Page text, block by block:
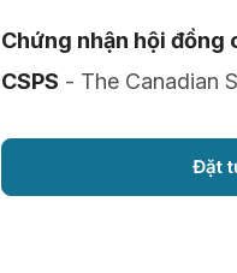
Chứng nhận hội đồng
CSPS - The Canadian
Đặt